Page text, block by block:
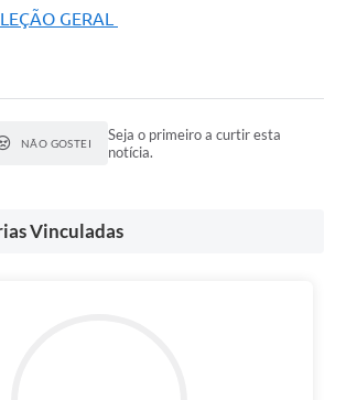
GERAL
NÃO GOSTEI
Seja o primeiro a curtir esta
notícia.
Vinculadas